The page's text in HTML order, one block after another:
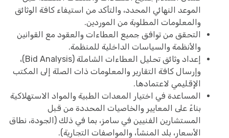
الموعد النهائي المحدد، والتأكد من استيفاء كافة الوثائق
والمعلومات المطلوبة من الموردين.
التحقق من توافق جميع العطاءات والعقود مع القوانين
والأنظمة والسياسات الداخلية للمنظمة.
إعداد وثائق تحليل العطاءات الشاملة (Bid Analysis)،
وإرسال كافة التقارير والمعلومات ذات الصلة إلى المكتب
الإقليمي لاعتمادها.
المساعدة في اختيار المعدات الطبية والمواد الاستهلاكية
بناءً على المعايير والخاصيات المحددة من قبل
المستشارين الفنيين في سامز، بما في ذلك (الجودة، نطاق
الأسعار، بلد المنشأ، والمواصفات التجارية).